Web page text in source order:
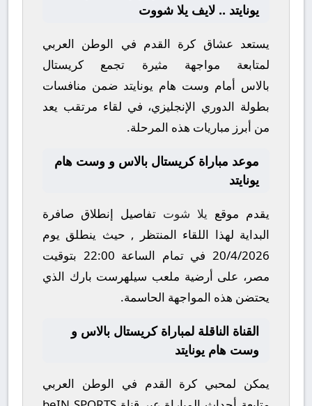
يونايتد .. لايف يلا شووت
يستعد عشاق كرة القدم في الوطن العربي
لمتابعة مواجهة مثيرة تجمع كريستال
بالاس أمام وست هام يونايتد ضمن منافسات
بطولة الدوري الإنجليزي، في لقاء مرتقب يعد
من أبرز مباريات هذه المرحلة.
موعد مباراة كريستال بالاس و وست هام
يونايتد
يقدم موقع يلا شوت تفاصيل إنطلاق صافرة
البداية لهذا اللقاء المنتظر , حيث ينطلق يوم
20/4/2026في تمام الساعة 22:00 بتوقيت
مصر، على أرضية ملعب سيلهرست بارك الذي
يحتضن هذه المواجهة الحاسمة.
القناة الناقلة لمباراة كريستال بالاس و
وست هام يونايتد
يمكن لمحبي كرة القدم في الوطن العربي